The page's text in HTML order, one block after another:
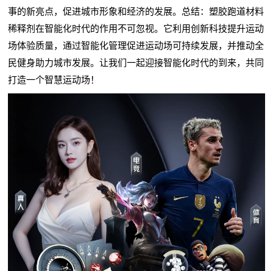
事的新亮点，促进城市形象和经济的发展。总结：塑胶跑道材料
稀释剂在智能化时代的作用不可忽视。它利用创新科技提升运动
场体验质量，通过智能化管理促进运动场可持续发展，并推动全
民健身助力城市发展。让我们一起迎接智能化时代的到来，共同
打造一个智慧运动场！